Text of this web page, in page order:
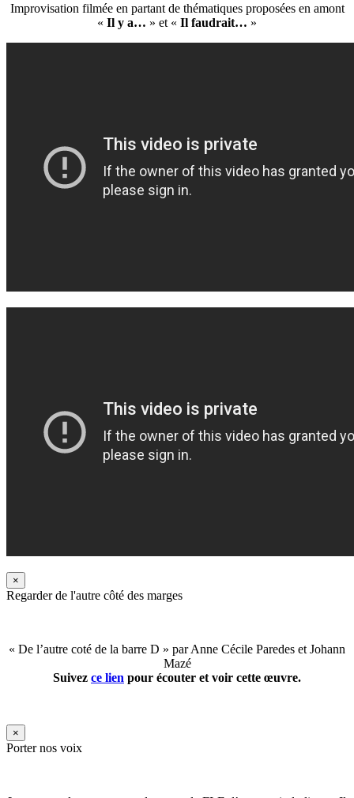
Improvisation filmée en partant de thématiques proposées en amont
« Il y a… » et « Il faudrait… »
×
Regarder de l'autre côté des marges
« De l’autre coté de la barre D » par Anne Cécile Paredes et Johann
Mazé
Suivez ce lien pour écouter et voir cette œuvre.
×
Porter nos voix